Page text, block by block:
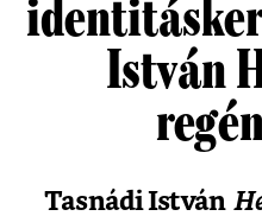
István
Tasnádi István